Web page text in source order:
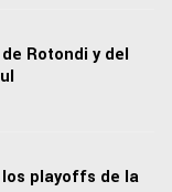
Rotondi y del
playoffs de la